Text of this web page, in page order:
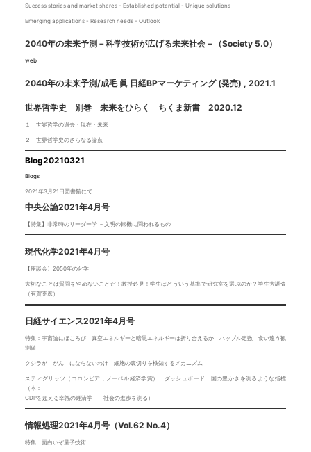
Success stories and market shares - Established potential - Unique solutions
Emerging applications - Research needs - Outlook
2040年の未来予測－科学技術が広げる未来社会－（Society 5.0）
web
2040年の未来予測/成毛 眞 日経BPマーケティング (発売) , 2021.1
世界哲学史 別巻 未来をひらく ちくま新書 2020.12
１ 世界哲学の過去・現在・未来
２ 世界哲学史のさらなる論点
Blog20210321
Blogs
2021年3月21日図書館にて
中央公論2021年4月号
【特集】非常時のリーダー学 －文明の転機に問われるもの
現代化学2021年4月号
【座談会】2050年の化学
大切なことは質問をやめないことだ！教授必見！学生はどういう基準で研究室を選ぶのか？学生大調査
（有賀克彦）
日経サイエンス2021年4月号
特集：宇宙論にほころび 真空エネルギーと暗黒エネルギーは折り合えるか ハッブル定数 食い違う観
測値
クジラが がん にならないわけ 細胞の裏切りを検知するメカニズム
スティグリッツ（コロンビア，ノーベル経済学賞） ダッシュボード 国の豊かさを測るような指標
（本：
GDPを超える幸福の経済学 －社会の進歩を測る）
情報処理2021年4月号（Vol.62 No.4）
特集 面白いぞ量子技術